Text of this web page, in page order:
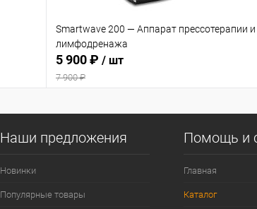
Smartwave 200 — Аппарат прессотерапии и
лимфодренажа
5 900 ₽ / шт
7 900 ₽
Наши предложения
Новинки
Популярные товары
Помощь и
Главная
Каталог